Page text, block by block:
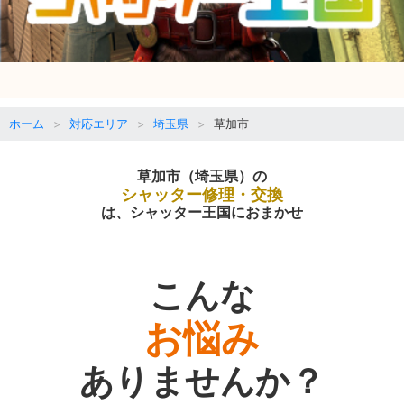
ホーム 対応エリア 埼玉県 草加市
草加市（埼玉県）の
シャッター修理・交換
は、シャッター王国におまかせ
こんな
お悩み
ありませんか？